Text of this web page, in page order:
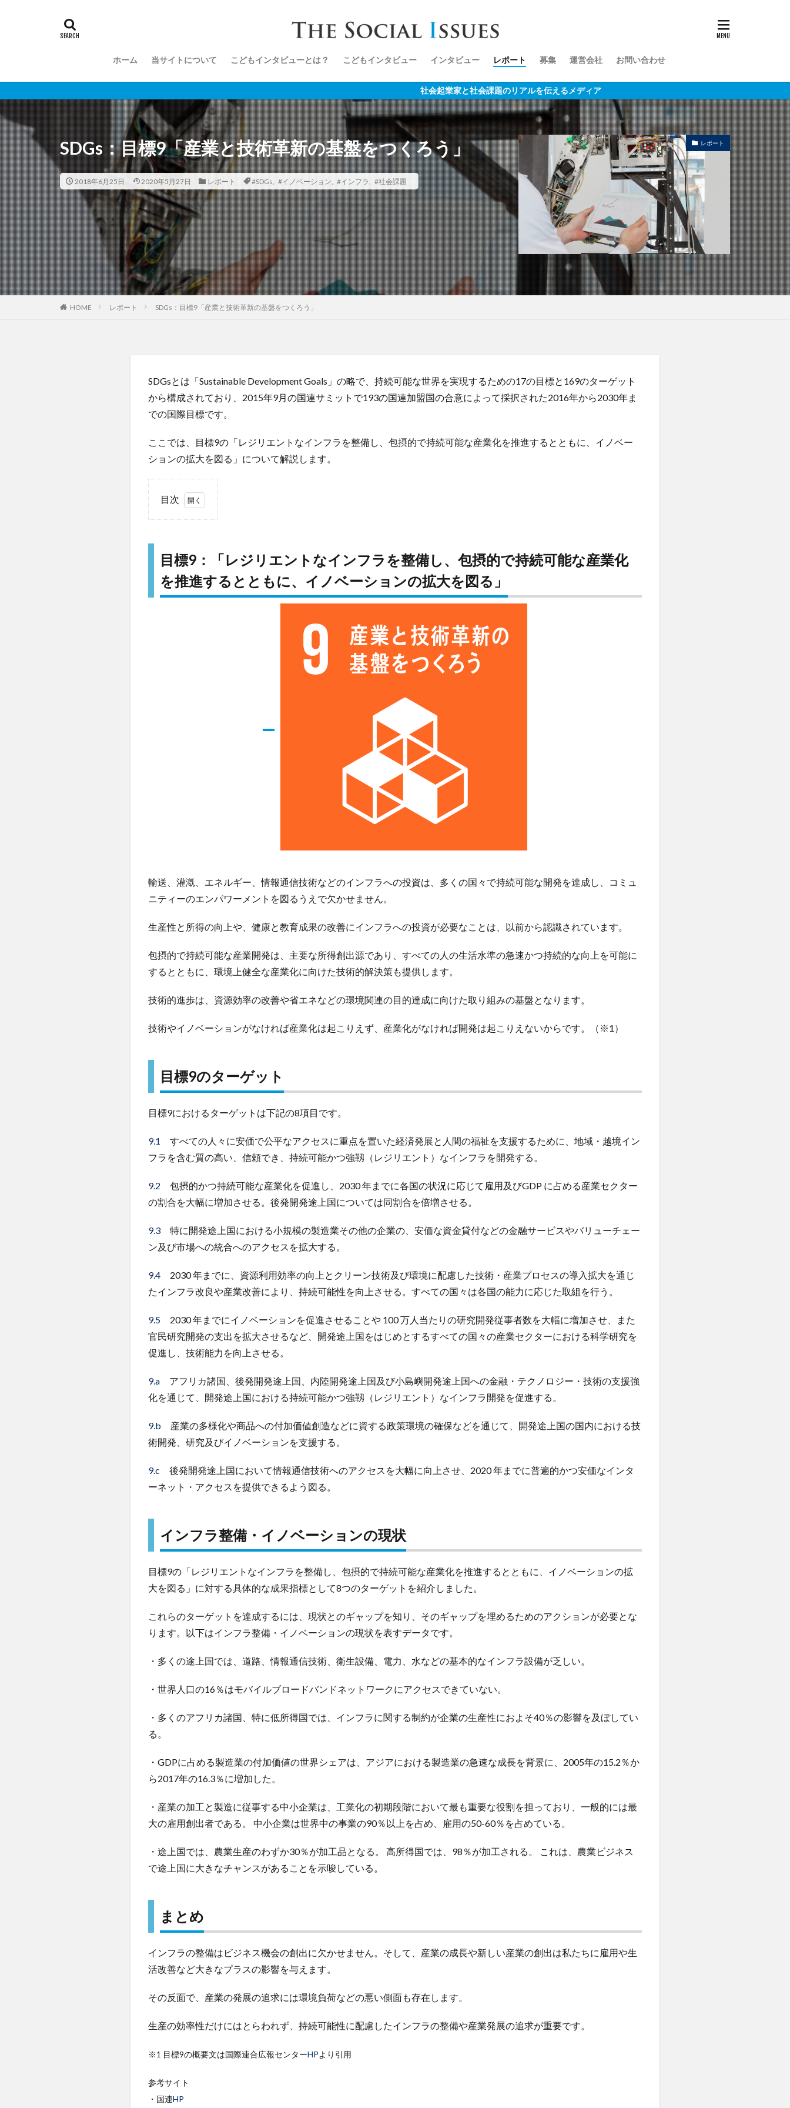
ホーム 当サイトについて こどもインタビューとは？ こどもインタビュー インタビュー レポート 募集 運営会社 お問い合わせ
社会起業家と社会課題のリアルを伝えるメディア
SDGs：目標9「産業と技術革新の基盤をつくろう」
2018年6月25日 2020年5月27日 レポート #SDGs #イノベーション #インフラ #社会課題
レポート
HOME レポート SDGs：目標9「産業と技術革新の基盤をつくろう」
SDGsとは「Sustainable Development Goals」の略で、持続可能な世界を実現するための17の目標と169のターゲット
から構成されており、2015年9月の国連サミットで193の国連加盟国の合意によって採択された2016年から2030年ま
での国際目標です。
ここでは、目標9の「レジリエントなインフラを整備し、包摂的で持続可能な産業化を推進するとともに、イノベー
ションの拡大を図る」について解説します。
目次
「レ
ジリ
エン
ンの
拡大
る」
1.1
2
標9
タ
ッ
3
フラ
整
イノ
ベー
ショ
現状
ま
と
目標9：「レジリエントなインフラを整備し、包摂的で持続可能な産業化
を推進するとともに、イノベーションの拡大を図る」
輸送、灌漑、エネルギー、情報通信技術などのインフラへの投資は、多くの国々で持続可能な開発を達成し、コミュ
ニティーのエンパワーメントを図るうえで欠かせません。
生産性と所得の向上や、健康と教育成果の改善にインフラへの投資が必要なことは、以前から認識されています。
包摂的で持続可能な産業開発は、主要な所得創出源であり、すべての人の生活水準の急速かつ持続的な向上を可能に
するとともに、環境上健全な産業化に向けた技術的解決策も提供します。
技術的進歩は、資源効率の改善や省エネなどの環境関連の目的達成に向けた取り組みの基盤となります。
技術やイノベーションがなければ産業化は起こりえず、産業化がなければ開発は起こりえないからです。（※1）
目標9のターゲット
目標9におけるターゲットは下記の8項目です。
9.1
すべての人々に安価で公平なアクセスに重点を置いた経済発展と人間の福祉を支援するために、地域・越境イン
フラを含む質の高い、信頼でき、持続可能かつ強靱（レジリエント）なインフラを開発する。
9.2 包摂的かつ持続可能な産業化を促進し、2030 年までに各国の状況に応じて雇用及びGDP に占める産業セクター
の割合を大幅に増加させる。後発開発途上国については同割合を倍増させる。
9.3 特に開発途上国における小規模の製造業その他の企業の、安価な資金貸付などの金融サービスやバリューチェー
ン及び市場への統合へのアクセスを拡大する。
9.4 2030 年までに、資源利用効率の向上とクリーン技術及び環境に配慮した技術・産業プロセスの導入拡大を通じ
たインフラ改良や産業改善により、持続可能性を向上させる。すべての国々は各国の能力に応じた取組を行う。
9.5 2030 年までにイノベーションを促進させることや 100 万人当たりの研究開発従事者数を大幅に増加させ、また
官民研究開発の支出を拡大させるなど、開発途上国をはじめとするすべての国々の産業セクターにおける科学研究を
促進し、技術能力を向上させる。
9.a アフリカ諸国、後発開発途上国、内陸開発途上国及び小島嶼開発途上国への金融・テクノロジー・技術の支援強
化を通じて、開発途上国における持続可能かつ強靱（レジリエント）なインフラ開発を促進する。
9.b 産業の多様化や商品への付加価値創造などに資する政策環境の確保などを通じて、開発途上国の国内における技
術開発、研究及びイノベーションを支援する。
9.c 後発開発途上国において情報通信技術へのアクセスを大幅に向上させ、2020 年までに普遍的かつ安価なインタ
ーネット・アクセスを提供できるよう図る。
インフラ整備・イノベーションの現状
目標9の「レジリエントなインフラを整備し、包摂的で持続可能な産業化を推進するとともに、イノベーションの拡
大を図る」に対する具体的な成果指標として8つのターゲットを紹介しました。
これらのターゲットを達成するには、現状とのギャップを知り、そのギャップを埋めるためのアクションが必要とな
ります。以下はインフラ整備・イノベーションの現状を表すデータです。
・多くの途上国では、道路、情報通信技術、衛生設備、電力、水などの基本的なインフラ設備が乏しい。
・世界人口の16％はモバイルブロードバンドネットワークにアクセスできていない。
・多くのアフリカ諸国、特に低所得国では、インフラに関する制約が企業の生産性におよそ40％の影響を及ぼしてい
る。
・GDPに占める製造業の付加価値の世界シェアは、アジアにおける製造業の急速な成長を背景に、2005年の15.2％か
ら2017年の16.3％に増加した。
・産業の加工と製造に従事する中小企業は、工業化の初期段階において最も重要な役割を担っており、一般的には最
大の雇用創出者である。 中小企業は世界中の事業の90％以上を占め、雇用の50-60％を占めている。
・途上国では、農業生産のわずか30％が加工品となる。 高所得国では、98％が加工される。 これは、農業ビジネス
で途上国に大きなチャンスがあることを示唆している。
まとめ
インフラの整備はビジネス機会の創出に欠かせません。そして、産業の成長や新しい産業の創出は私たちに雇用や生
活改善など大きなプラスの影響を与えます。
その反面で、産業の発展の追求には環境負荷などの悪い側面も存在します。
生産の効率性だけにはとらわれず、持続可能性に配慮したインフラの整備や産業発展の追求が重要です。
※1 目標9の概要文は国際連合広報センターHPより引用
参考サイト
・国連HP